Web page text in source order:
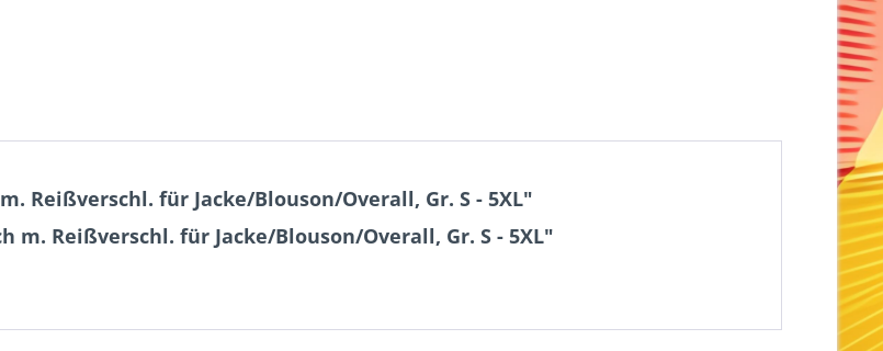
Reißverschl. für Jacke/Blouson/Overall, Gr. S - 5XL"
Reißverschl. für Jacke/Blouson/Overall, Gr. S - 5XL"